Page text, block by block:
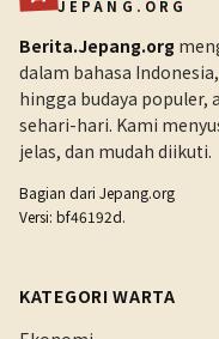
JEPANG.ORG
Berita.Jepang.org
dalam bahasa
hingga budaya populer,
sehari-hari. Kami
jelas, dan mudah diikuti.
Bagian dari Jepang.org
Versi: bf46192d.
KATEGORI WARTA